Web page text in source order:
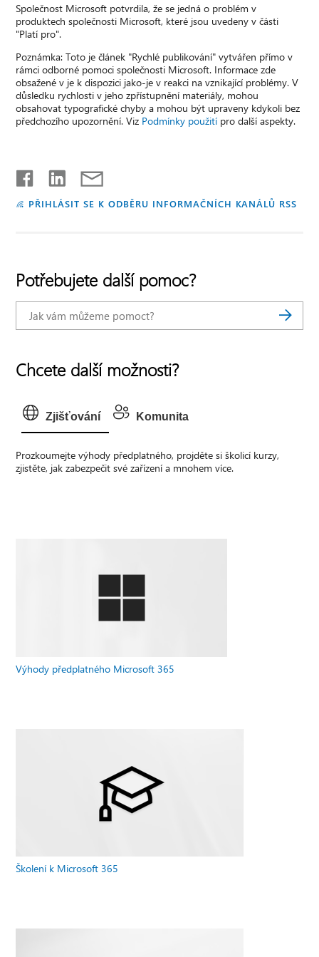
Společnost Microsoft potvrdila, že se jedná o problém v
produktech společnosti Microsoft, které jsou uvedeny v části
"Platí pro".
Poznámka: Toto je článek "Rychlé publikování" vytvářen přímo v
rámci odborné pomoci společnosti Microsoft. Informace zde
obsažené v je k dispozici jako-je v reakci na vznikající problémy. V
důsledku rychlosti v jeho zpřístupnění materiály, mohou
obsahovat typografické chyby a mohou být upraveny kdykoli bez
předchozího upozornění. Viz Podmínky použití pro další aspekty.
PŘIHLÁSIT SE K ODBĚRU INFORMAČNÍCH KANÁLŮ RSS
Potřebujete další pomoc?
Chcete další možnosti?
Zjišťování Komunita
Prozkoumejte výhody předplatného, projděte si školicí kurzy,
zjistěte, jak zabezpečit své zařízení a mnohem více.
Výhody předplatného Microsoft 365
Školení k Microsoft 365